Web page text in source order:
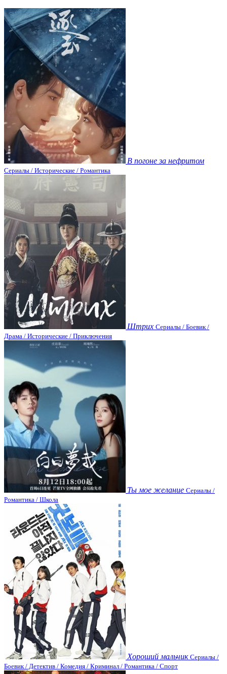
В погоне за нефритом
Сериалы / Исторические / Романтика
Штрих Сериалы / Боевик /
Драма / Исторические / Приключения
Ты мое желание Сериалы /
Романтика / Школа
Хороший мальчик Сериалы /
Боевик / Детектив / Комедия / Криминал / Романтика / Спорт